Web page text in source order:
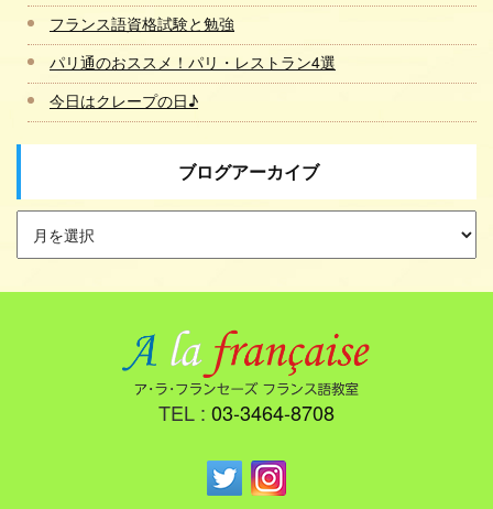
フランス語資格試験と勉強
パリ通のおススメ！パリ・レストラン4選
今日はクレープの日♪
ブログアーカイブ
TEL : 03-3464-8708